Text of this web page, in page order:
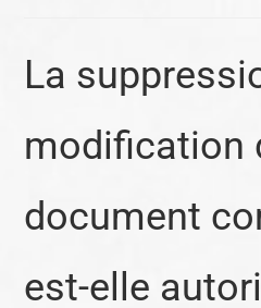
La
modification
document
est-elle